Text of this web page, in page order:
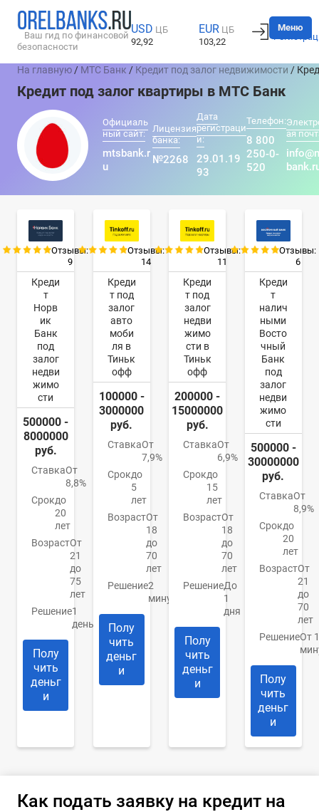
Ваш гид по финансовой
безопасности
USD ЦБ
92,92
EUR ЦБ
103,22
Вход
Меню
На главную / МТС Банк / Кредит под залог недвижимости /
Кредит под залог квартиры в МТС Банк
Официаль
ный сайт:
mtsbank.r
u
Лицензия
банка:
№2268
Дата
регистраци
и:
29.01.19
93
Телефон:
8 800
250-0-
520
ая
Отзывы:
9
Креди
т
Норв
ик
Банк
под
залог
недви
жимо
сти
500000 -
8000000
руб.
СтавкаОт
8,8%
Срокдо
20
лет
ВозрастОт
21
до
75
лет
Решение1
день
Полу
чить
деньг
и
Отзывы:
14
Креди
т под
залог
авто
моби
ля в
Тиньк
офф
100000 -
3000000
руб.
СтавкаОт
7,9%
Срокдо
5
лет
ВозрастОт
18
до
70
лет
Решение2
минуты
Полу
чить
деньг
и
Отзывы:
11
Креди
т под
залог
недви
жимо
сти в
Тиньк
офф
200000 -
15000000
руб.
СтавкаОт
6,9%
Срокдо
15
лет
ВозрастОт
18
до
70
лет
РешениеДо
1
дня
Полу
чить
деньг
и
Отзывы:
6
Креди
т
налич
ными
Восто
чный
Банк
под
залог
недви
жимо
сти
500000 -
30000000
руб.
СтавкаОт
8,9%
Срокдо
20
лет
ВозрастОт
21
до
70
лет
РешениеОт
Полу
чить
деньг
и
Как подать заявку на кредит на